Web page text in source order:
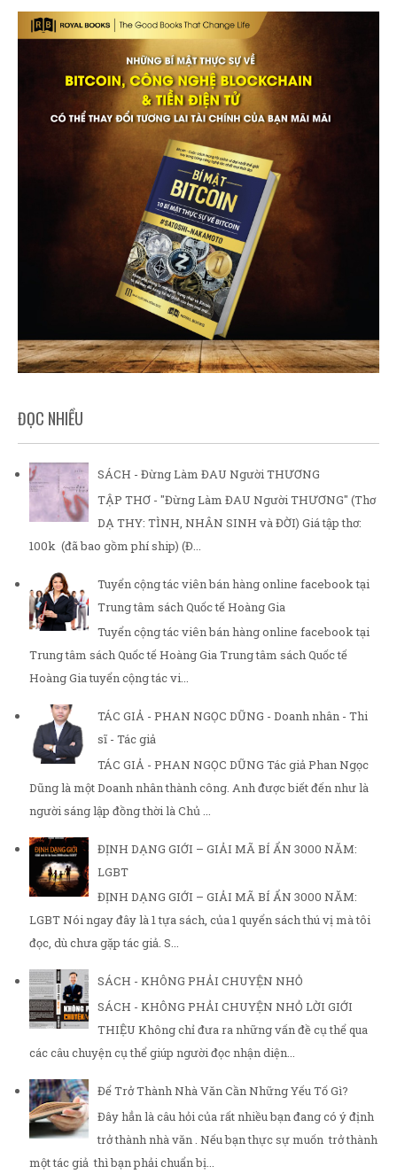
ĐỌC NHIỀU
SÁCH - Đừng Làm ĐAU Người THƯƠNG
TẬP THƠ - "Đừng Làm ĐAU Người THƯƠNG" (Thơ
DẠ THY: TÌNH, NHÂN SINH và ĐỜI) Giá tập thơ:
100k (đã bao gồm phí ship) (Đ...
Tuyển cộng tác viên bán hàng online facebook tại
Trung tâm sách Quốc tế Hoàng Gia
Tuyển cộng tác viên bán hàng online facebook tại
Trung tâm sách Quốc tế Hoàng Gia Trung tâm sách Quốc tế
Hoàng Gia tuyển cộng tác vi...
TÁC GIẢ - PHAN NGỌC DŨNG - Doanh nhân - Thi
sĩ - Tác giả
TÁC GIẢ - PHAN NGỌC DŨNG Tác giả Phan Ngọc
Dũng là một Doanh nhân thành công. Anh được biết đến như là
người sáng lập đồng thời là Chủ ...
ĐỊNH DẠNG GIỚI – GIẢI MÃ BÍ ẨN 3000 NĂM:
LGBT
ĐỊNH DẠNG GIỚI – GIẢI MÃ BÍ ẨN 3000 NĂM:
LGBT Nói ngay đây là 1 tựa sách, của 1 quyển sách thú vị mà tôi
đọc, dù chưa gặp tác giả. S...
SÁCH - KHÔNG PHẢI CHUYỆN NHỎ
SÁCH - KHÔNG PHẢI CHUYỆN NHỎ LỜI GIỚI
THIỆU Không chỉ đưa ra những vấn đề cụ thể qua
các câu chuyện cụ thể giúp người đọc nhận diện...
Để Trở Thành Nhà Văn Cần Những Yếu Tố Gì?
Đây hẳn là câu hỏi của rất nhiều bạn đang có ý định
trở thành nhà văn . Nếu bạn thực sự muốn trở thành
một tác giả thì bạn phải chuẩn bị...